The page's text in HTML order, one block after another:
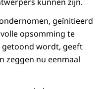
kunnen zijn.
geïnitieerd
opsomming te
getoond wordt, geeft
zeggen nu eenmaal